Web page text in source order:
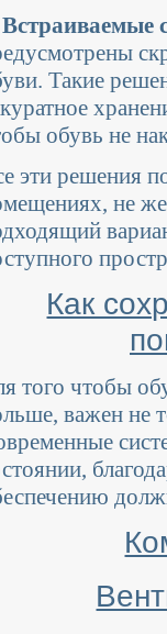
Встраиваемые
Такие
обувь не
эти решения
не
Как
того чтобы
важен не